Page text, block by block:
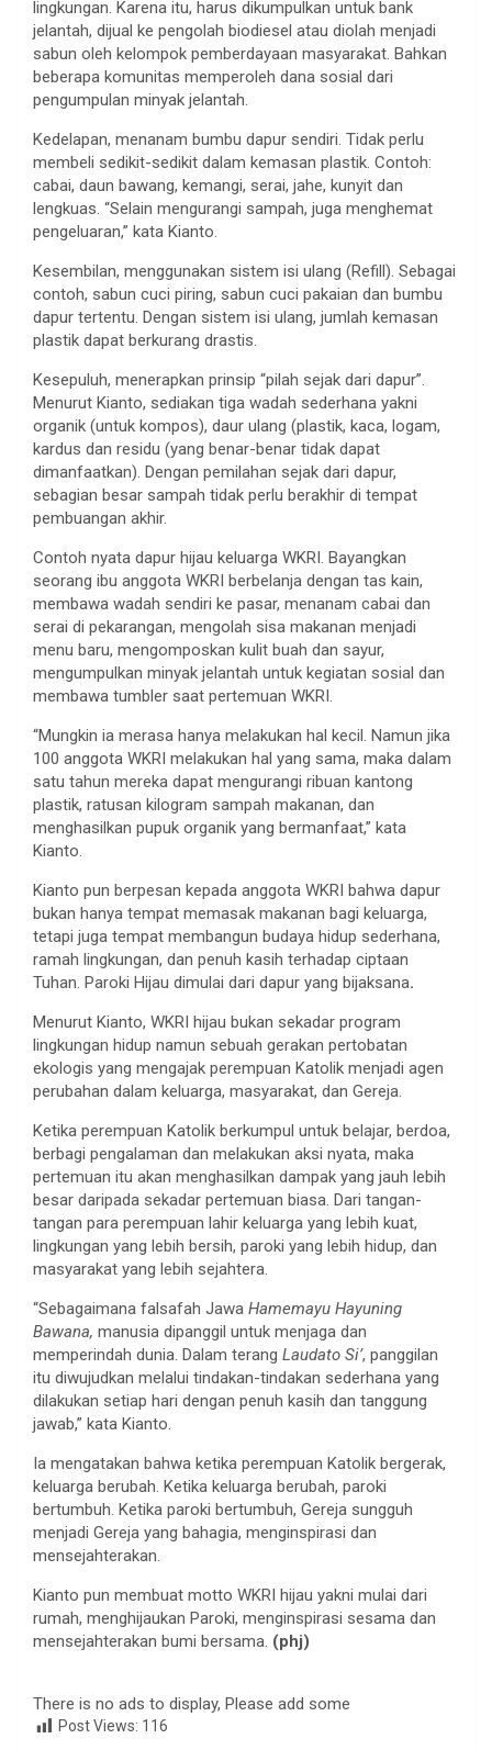
lingkungan. Karena itu, harus dikumpulkan untuk bank
jelantah, dijual ke pengolah biodiesel atau diolah menjadi
sabun oleh kelompok pemberdayaan masyarakat. Bahkan
beberapa komunitas memperoleh dana sosial dari
pengumpulan minyak jelantah.
Kedelapan, menanam bumbu dapur sendiri. Tidak perlu
membeli sedikit-sedikit dalam kemasan plastik. Contoh:
cabai, daun bawang, kemangi, serai, jahe, kunyit dan
lengkuas. “Selain mengurangi sampah, juga menghemat
pengeluaran,” kata Kianto.
Kesembilan, menggunakan sistem isi ulang (Refill). Sebagai
contoh, sabun cuci piring, sabun cuci pakaian dan bumbu
dapur tertentu. Dengan sistem isi ulang, jumlah kemasan
plastik dapat berkurang drastis.
Kesepuluh, menerapkan prinsip “pilah sejak dari dapur”.
Menurut Kianto, sediakan tiga wadah sederhana yakni
organik (untuk kompos), daur ulang (plastik, kaca, logam,
kardus dan residu (yang benar-benar tidak dapat
dimanfaatkan). Dengan pemilahan sejak dari dapur,
sebagian besar sampah tidak perlu berakhir di tempat
pembuangan akhir.
Contoh nyata dapur hijau keluarga WKRI. Bayangkan
seorang ibu anggota WKRI berbelanja dengan tas kain,
membawa wadah sendiri ke pasar, menanam cabai dan
serai di pekarangan, mengolah sisa makanan menjadi
menu baru, mengomposkan kulit buah dan sayur,
mengumpulkan minyak jelantah untuk kegiatan sosial dan
membawa tumbler saat pertemuan WKRI.
“Mungkin ia merasa hanya melakukan hal kecil. Namun jika
100 anggota WKRI melakukan hal yang sama, maka dalam
satu tahun mereka dapat mengurangi ribuan kantong
plastik, ratusan kilogram sampah makanan, dan
menghasilkan pupuk organik yang bermanfaat,” kata
Kianto.
Kianto pun berpesan kepada anggota WKRI bahwa dapur
bukan hanya tempat memasak makanan bagi keluarga,
tetapi juga tempat membangun budaya hidup sederhana,
ramah lingkungan, dan penuh kasih terhadap ciptaan
Tuhan. Paroki Hijau dimulai dari dapur yang bijaksana.
Menurut Kianto, WKRI hijau bukan sekadar program
lingkungan hidup namun sebuah gerakan pertobatan
ekologis yang mengajak perempuan Katolik menjadi agen
perubahan dalam keluarga, masyarakat, dan Gereja.
Ketika perempuan Katolik berkumpul untuk belajar, berdoa,
berbagi pengalaman dan melakukan aksi nyata, maka
pertemuan itu akan menghasilkan dampak yang jauh lebih
besar daripada sekadar pertemuan biasa. Dari tangan-
tangan para perempuan lahir keluarga yang lebih kuat,
lingkungan yang lebih bersih, paroki yang lebih hidup, dan
masyarakat yang lebih sejahtera.
“Sebagaimana falsafah Jawa Hamemayu Hayuning
Bawana, manusia dipanggil untuk menjaga dan
memperindah dunia. Dalam terang Laudato Si’, panggilan
itu diwujudkan melalui tindakan-tindakan sederhana yang
dilakukan setiap hari dengan penuh kasih dan tanggung
jawab,” kata Kianto.
Ia mengatakan bahwa ketika perempuan Katolik bergerak,
keluarga berubah. Ketika keluarga berubah, paroki
bertumbuh. Ketika paroki bertumbuh, Gereja sungguh
menjadi Gereja yang bahagia, menginspirasi dan
mensejahterakan.
Kianto pun membuat motto WKRI hijau yakni mulai dari
rumah, menghijaukan Paroki, menginspirasi sesama dan
mensejahterakan bumi bersama. (phj)
There is no ads to display, Please add some
Post Views: 116